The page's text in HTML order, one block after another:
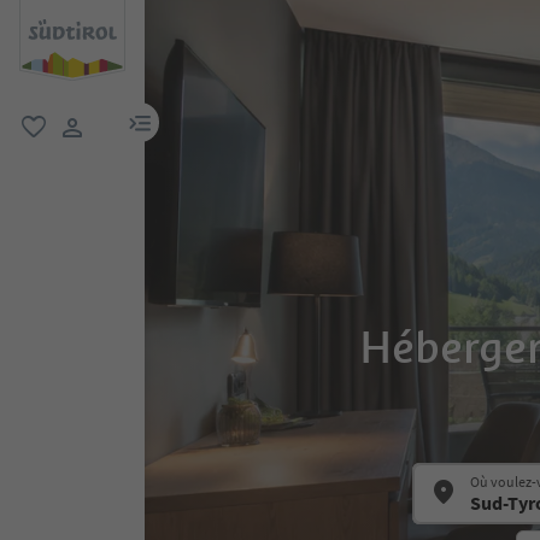
lien menu
Où voulez-